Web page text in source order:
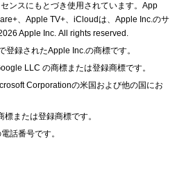
ンスにもとづき使用されています。App
、Apple TV+、iCloudは、Apple Inc.のサ
Apple Inc. All rights reserved.
録されたApple Inc.の商標です。
LLC の商標または登録商標です。
Corporationの米国および他の国にお
標または登録商標です。
話番号です。